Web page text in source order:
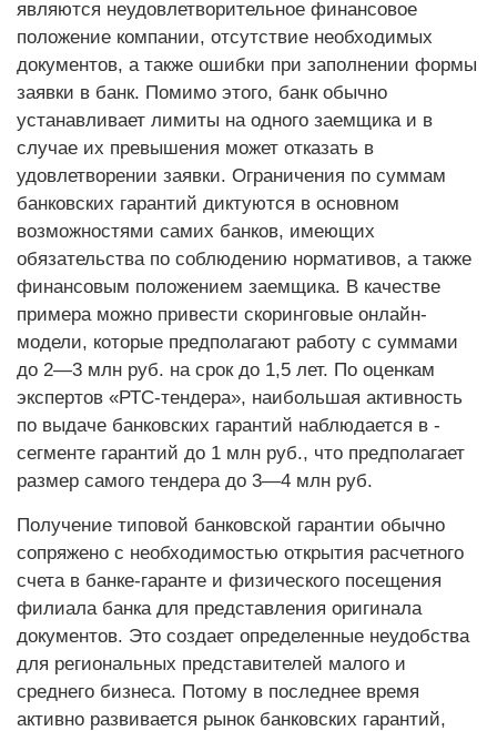
являются неудовлетворительное финансовое
положение компании, отсутствие необходимых
документов, а также ошибки при заполнении формы
заявки в банк. Помимо этого, банк обычно
устанавливает лимиты на одного заемщика и в
случае их превышения может отказать в
удовлетворении заявки. Ограничения по суммам
банковских гарантий диктуются в основном
возможностями самих банков, имеющих
обязательства по соблюдению нормативов, а также
финансовым положением заемщика. В качестве
примера можно привести скоринговые онлайн-
модели, которые предполагают работу с суммами
до 2—3 млн руб. на срок до 1,5 лет. По оценкам
экспертов «РТС-тендера», наибольшая активность
по выдаче ­банковских гарантий наблюдается в ­
сегменте ­гарантий до 1 млн руб., что предполагает
размер самого тендера до 3—4 млн руб.
Получение типовой банковской гарантии обычно
сопряжено с необходимостью открытия расчетного
счета в банке-гаранте и физического посещения
филиала банка для представления оригинала
документов. Это создает определенные неудобства
для региональных представителей малого и
среднего бизнеса. Потому в последнее время
активно развивается рынок банковских гарантий,